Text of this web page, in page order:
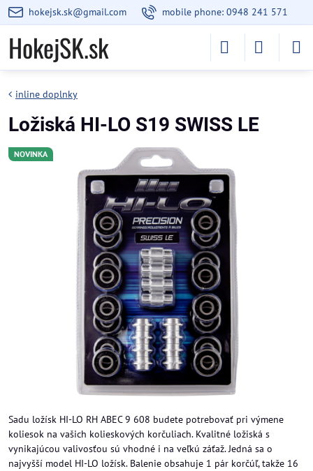
hokejsk.sk@gmail.com mobile phone: 0948 241 571
HokejSK.sk
NOVINKA
inline doplnky
Ložiská HI-LO S19 SWISS LE
Sadu ložísk HI-LO RH ABEC 9 608 budete potrebovať pri výmene
koliesok na vašich kolieskových korčuliach. Kvalitné ložiská s
vynikajúcou valivosťou sú vhodné i na veľkú záťaž. Jedná sa o
najvyšší model HI-LO ložísk. Balenie obsahuje 1 pár korčúľ, takže 16